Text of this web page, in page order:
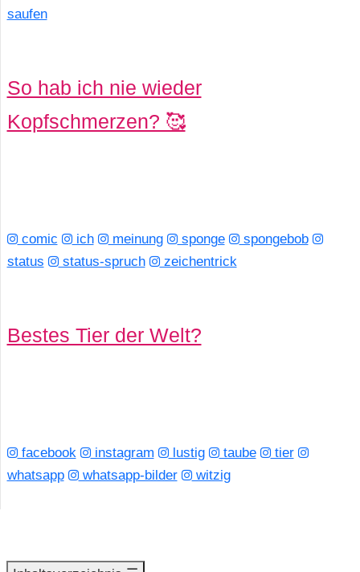
saufen
So hab ich nie wieder
Kopfschmerzen? 🥰
comic ich meinung sponge
spongebob
status
status-spruch zeichentrick
Bestes Tier der Welt?
facebook instagram lustig taube
tier
whatsapp
whatsapp-bilder witzig